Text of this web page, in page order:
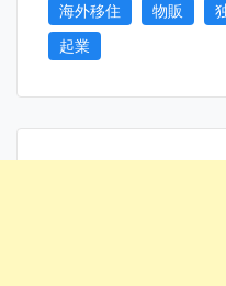
海外移住
物販
起業